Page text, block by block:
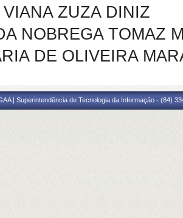
ZUZA DINIZ
NOBREGA TOMAZ
DE OLIVEIRA
| Superintendência de Tecnologia da Informação - (84)